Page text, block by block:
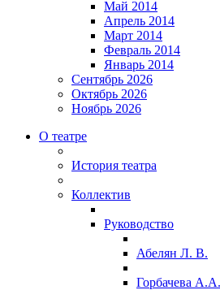
Май 2014
Апрель 2014
Март 2014
Февраль 2014
Январь 2014
Сентябрь 2026
Октябрь 2026
Ноябрь 2026
О театре
История театра
Коллектив
Руководство
Абелян Л. В.
Горбачева А.А.